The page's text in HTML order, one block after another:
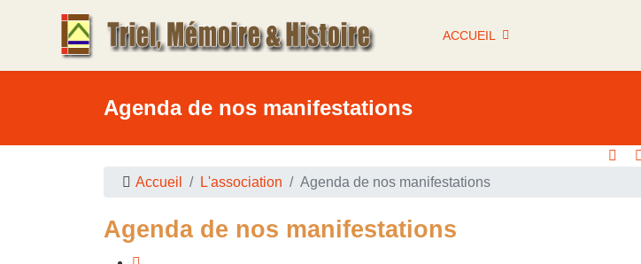
ACCUEIL
Agenda de nos manifestations
Accueil L'association Agenda de nos manifestations
Agenda de nos manifestations